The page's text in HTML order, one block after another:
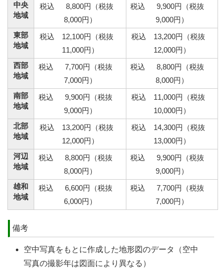
中央
地域
税込 8,800円（税抜
8,000円）
税込 9,900円（税抜
9,000円）
東部
地域
税込 12,100円（税抜
11,000円）
税込 13,200円（税抜
12,000円）
西部
地域
税込 7,700円（税抜
7,000円）
税込 8,800円（税抜
8,000円）
南部
地域
税込 9,900円（税抜
9,000円）
税込 11,000円（税抜
10,000円）
北部
地域
税込 13,200円（税抜
12,000円）
税込 14,300円（税抜
13,000円）
河辺
地域
税込 8,800円（税抜
8,000円）
税込 9,900円（税抜
9,000円）
雄和
地域
税込 6,600円（税抜
6,000円）
税込 7,700円（税抜
7,000円）
備考
空中写真をもとに作成した地形図のデータ（空中
写真の撮影年は図面により異なる）